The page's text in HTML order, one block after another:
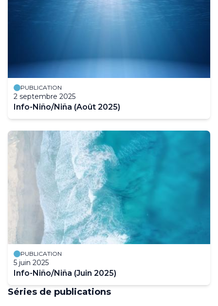
PUBLICATION
2 septembre 2025
Info-Niño/Niña (Août 2025)
PUBLICATION
5 juin 2025
Info-Niño/Niña (Juin 2025)
Séries de publications